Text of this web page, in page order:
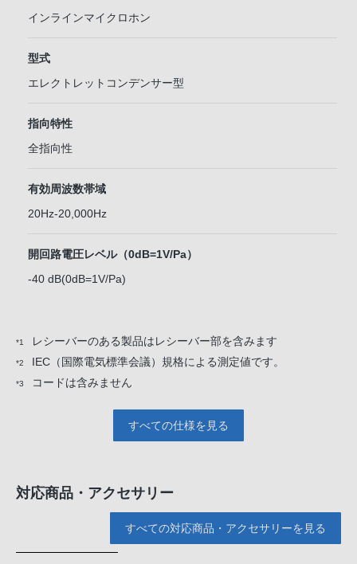
インラインマイクロホン
型式
エレクトレットコンデンサー型
指向特性
全指向性
有効周波数帯域
20Hz-20,000Hz
開回路電圧レベル（0dB=1V/Pa）
-40 dB(0dB=1V/Pa)
*1 レシーバーのある製品はレシーバー部を含みます
*2 IEC（国際電気標準会議）規格による測定値です。
*3 コードは含みません
すべての仕様を見る
対応商品・アクセサリー
すべての対応商品・アクセサリーを見る